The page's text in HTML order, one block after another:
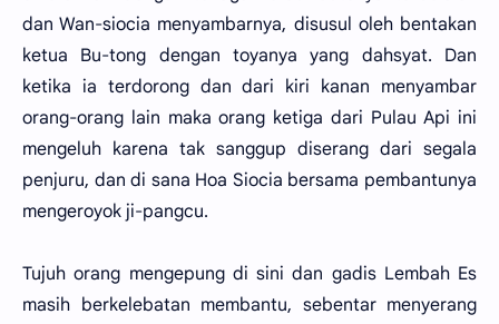
dan Wan-siocia menyambarnya, disusul oleh bentakan
ketua Bu-tong dengan toyanya yang dahsyat. Dan
ketika ia terdorong dan dari kiri kanan menyambar
orang-orang lain maka orang ketiga dari Pulau Api ini
mengeluh karena tak sanggup diserang dari segala
penjuru, dan di sana Hoa Siocia bersama pembantunya
mengeroyok ji-pangcu.
Tujuh orang mengepung di sini dan gadis Lembah Es
masih berkelebatan membantu, sebentar menyerang